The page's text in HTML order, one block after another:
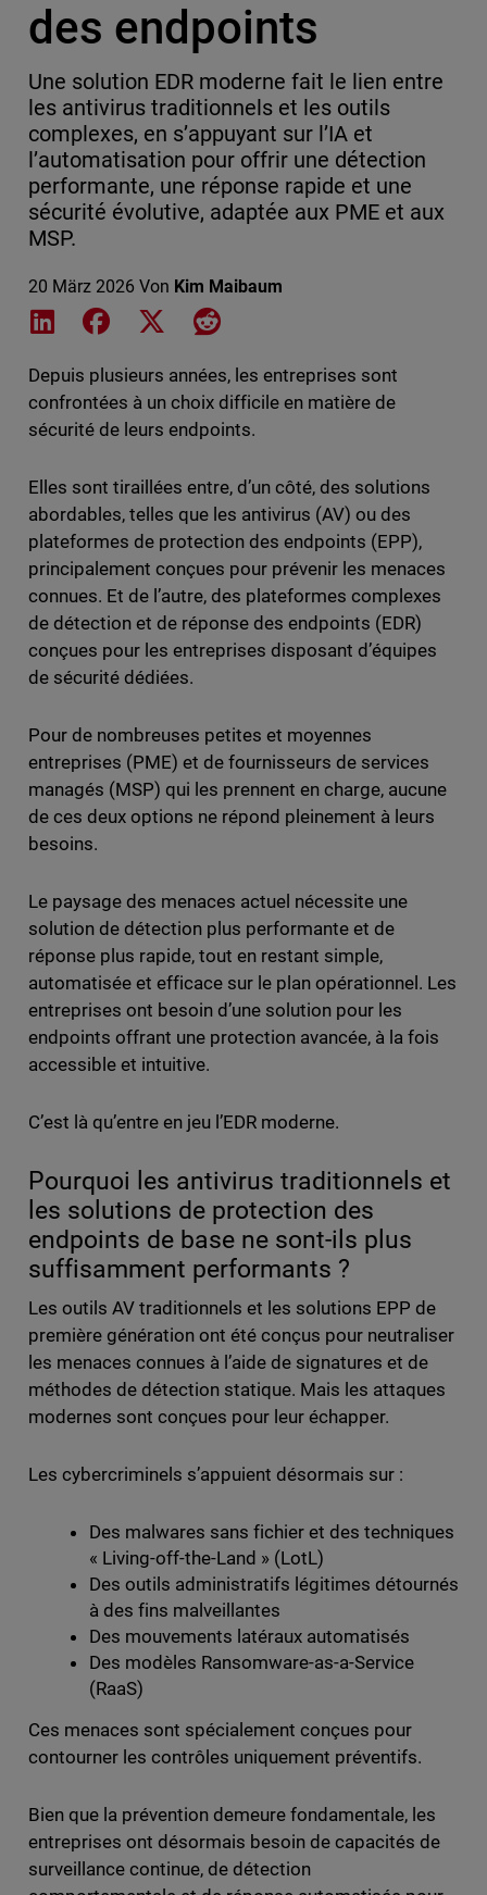
des endpoints
Une solution EDR moderne fait le lien entre
les antivirus traditionnels et les outils
complexes, en s’appuyant sur l’IA et
l’automatisation pour offrir une détection
performante, une réponse rapide et une
sécurité évolutive, adaptée aux PME et aux
MSP.
20 März 2026 Von Kim Maibaum
Share on LinkedIn
Share on Facebook
Share on XShare on Reddit
Depuis plusieurs années, les entreprises sont
confrontées à un choix difficile en matière de
sécurité de leurs endpoints.
Elles sont tiraillées entre, d’un côté, des solutions
abordables, telles que les antivirus (AV) ou des
plateformes de protection des endpoints (EPP),
principalement conçues pour prévenir les menaces
connues. Et de l’autre, des plateformes complexes
de détection et de réponse des endpoints (EDR)
conçues pour les entreprises disposant d’équipes
de sécurité dédiées.
Pour de nombreuses petites et moyennes
entreprises (PME) et de fournisseurs de services
managés (MSP) qui les prennent en charge, aucune
de ces deux options ne répond pleinement à leurs
besoins.
Le paysage des menaces actuel nécessite une
solution de détection plus performante et de
réponse plus rapide, tout en restant simple,
automatisée et efficace sur le plan opérationnel. Les
entreprises ont besoin d’une solution pour les
endpoints offrant une protection avancée, à la fois
accessible et intuitive.
C’est là qu’entre en jeu l’EDR moderne.
Pourquoi les antivirus traditionnels et
les solutions de protection des
endpoints de base ne sont-ils plus
suffisamment performants ?
Les outils AV traditionnels et les solutions EPP de
première génération ont été conçus pour neutraliser
les menaces connues à l’aide de signatures et de
méthodes de détection statique. Mais les attaques
modernes sont conçues pour leur échapper.
Les cybercriminels s’appuient désormais sur :
Des malwares sans fichier et des techniques
« Living-off-the-Land » (LotL)
Des outils administratifs légitimes détournés
à des fins malveillantes
Des mouvements latéraux automatisés
Des modèles Ransomware-as-a-Service
(RaaS)
Ces menaces sont spécialement conçues pour
contourner les contrôles uniquement préventifs.
Bien que la prévention demeure fondamentale, les
entreprises ont désormais besoin de capacités de
surveillance continue, de détection